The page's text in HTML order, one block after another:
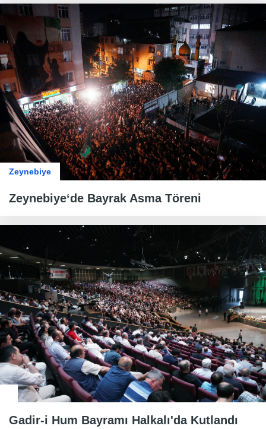
Zeynebiye
Zeynebiye‘de Bayrak Asma Töreni
Gadir-i Hum Bayramı Halkalı'da Kutlandı